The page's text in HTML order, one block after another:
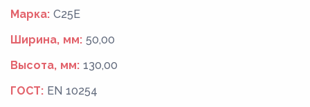
Марка: C25E
Ширина, мм: 50,00
Высота, мм: 130,00
ГОСТ: EN 10254